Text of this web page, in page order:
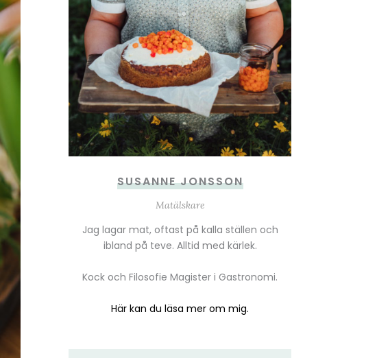
SUSANNE JONSSON
Matälskare
Jag lagar mat, oftast på kalla ställen och
ibland på teve. Alltid med kärlek.
Kock och Filosofie Magister i Gastronomi.
Här kan du läsa mer om mig.